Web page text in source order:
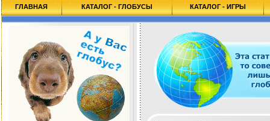
ГЛАВНАЯ КАТАЛОГ - ГЛОБУСЫ КАТАЛОГ - ИГРЫ